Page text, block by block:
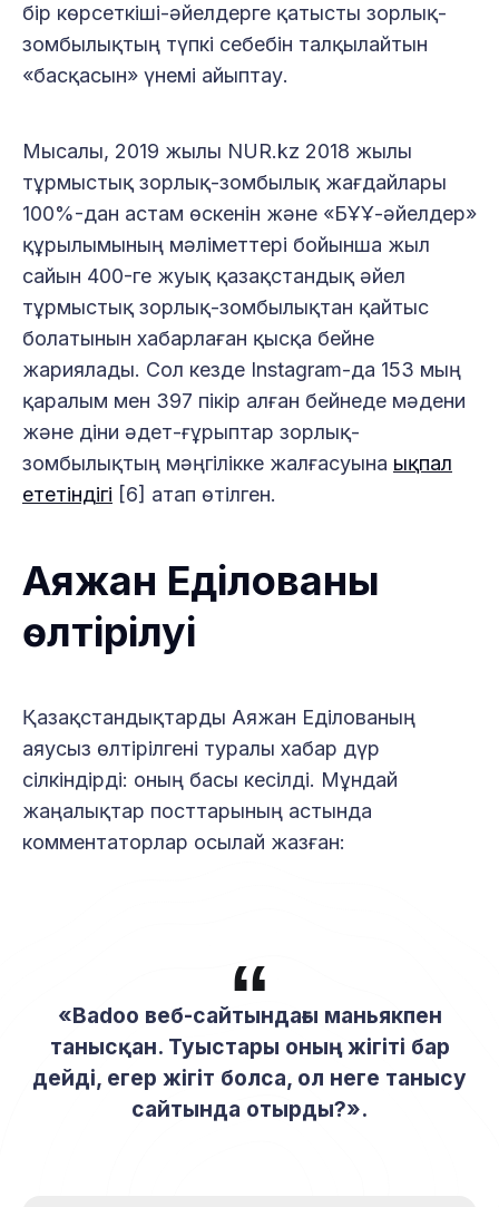
бір көрсеткіші-әйелдерге қатысты зорлық-
зомбылықтың түпкі себебін талқылайтын
«басқасын» үнемі айыптау.
Мысалы, 2019 жылы NUR.kz 2018 жылы
тұрмыстық зорлық-зомбылық жағдайлары
100%-дан астам өскенін және «БҰҰ-әйелдер»
құрылымының мәліметтері бойынша жыл
сайын 400-ге жуық қазақстандық әйел
тұрмыстық зорлық-зомбылықтан қайтыс
болатынын хабарлаған қысқа бейне
жариялады. Сол кезде Instagram-да 153 мың
қаралым мен 397 пікір алған бейнеде мәдени
және діни әдет-ғұрыптар зорлық-
зомбылықтың мәңгілікке жалғасуына ықпал
ететіндігі [6] атап өтілген.
Аяжан Еділованы
өлтірілуі
Қазақстандықтарды Аяжан Еділованың
аяусыз өлтірілгені туралы хабар дүр
сілкіндірді: оның басы кесілді. Мұндай
жаңалықтар посттарының астында
комментаторлар осылай жазған:
«Badoo веб-сайтындағы маньякпен
танысқан. Туыстары оның жігіті бар
дейді, егер жігіт болса, ол неге танысу
сайтында отырды?».